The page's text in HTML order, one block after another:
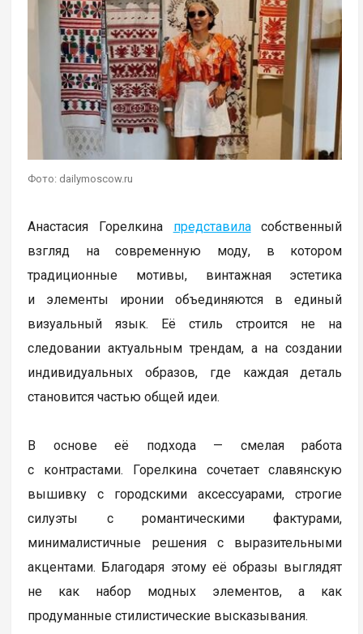
Фото: dailymoscow.ru
Анастасия Горелкина представиласобственный
взгляд на современную моду, в котором
традиционные мотивы, винтажная эстетика
и элементы иронии объединяются в единый
визуальный язык. Её стиль строится не на
следовании актуальным трендам, а на создании
индивидуальных образов, где каждая деталь
становится частью общей идеи.
В основе её подхода — смелая работа
с контрастами. Горелкина сочетает славянскую
вышивку с городскими аксессуарами, строгие
силуэты с романтическими фактурами,
минималистичные решения с выразительными
акцентами. Благодаря этому её образы выглядят
не как набор модных элементов, а как
продуманные стилистические высказывания.